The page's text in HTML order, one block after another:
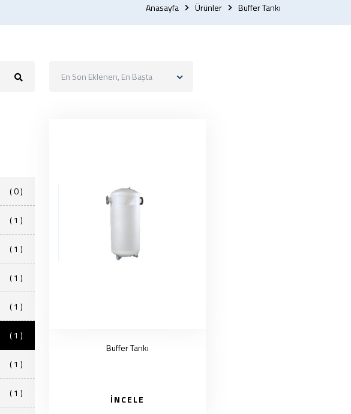
Anasayfa Ürünler Buffer Tankı
( 0 )
( 1 )
( 1 )
( 1 )
( 1 )
( 1 )
( 1 )
( 1 )
En Son Eklenen, En Başta
Buffer Tankı
İNCELE